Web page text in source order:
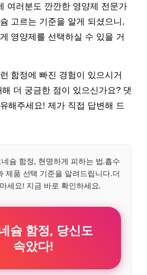
여러분도 깐깐한 영양제 전문가
고르는 기준을 알게 되셨으니,
영양제를 선택하실 수 있을 거
함정에 빠진 경험이 있으시거
더 궁금한 점이 있으신가요? 댓
해주세요! 제가 직접 답변해 드
슘 함정, 현명하게 피하는 법.흡수
제품 선택 기준을 알려드립니다.더
세요! 지금 바로 확인하세요.
슘 함정, 당신도
속았다!